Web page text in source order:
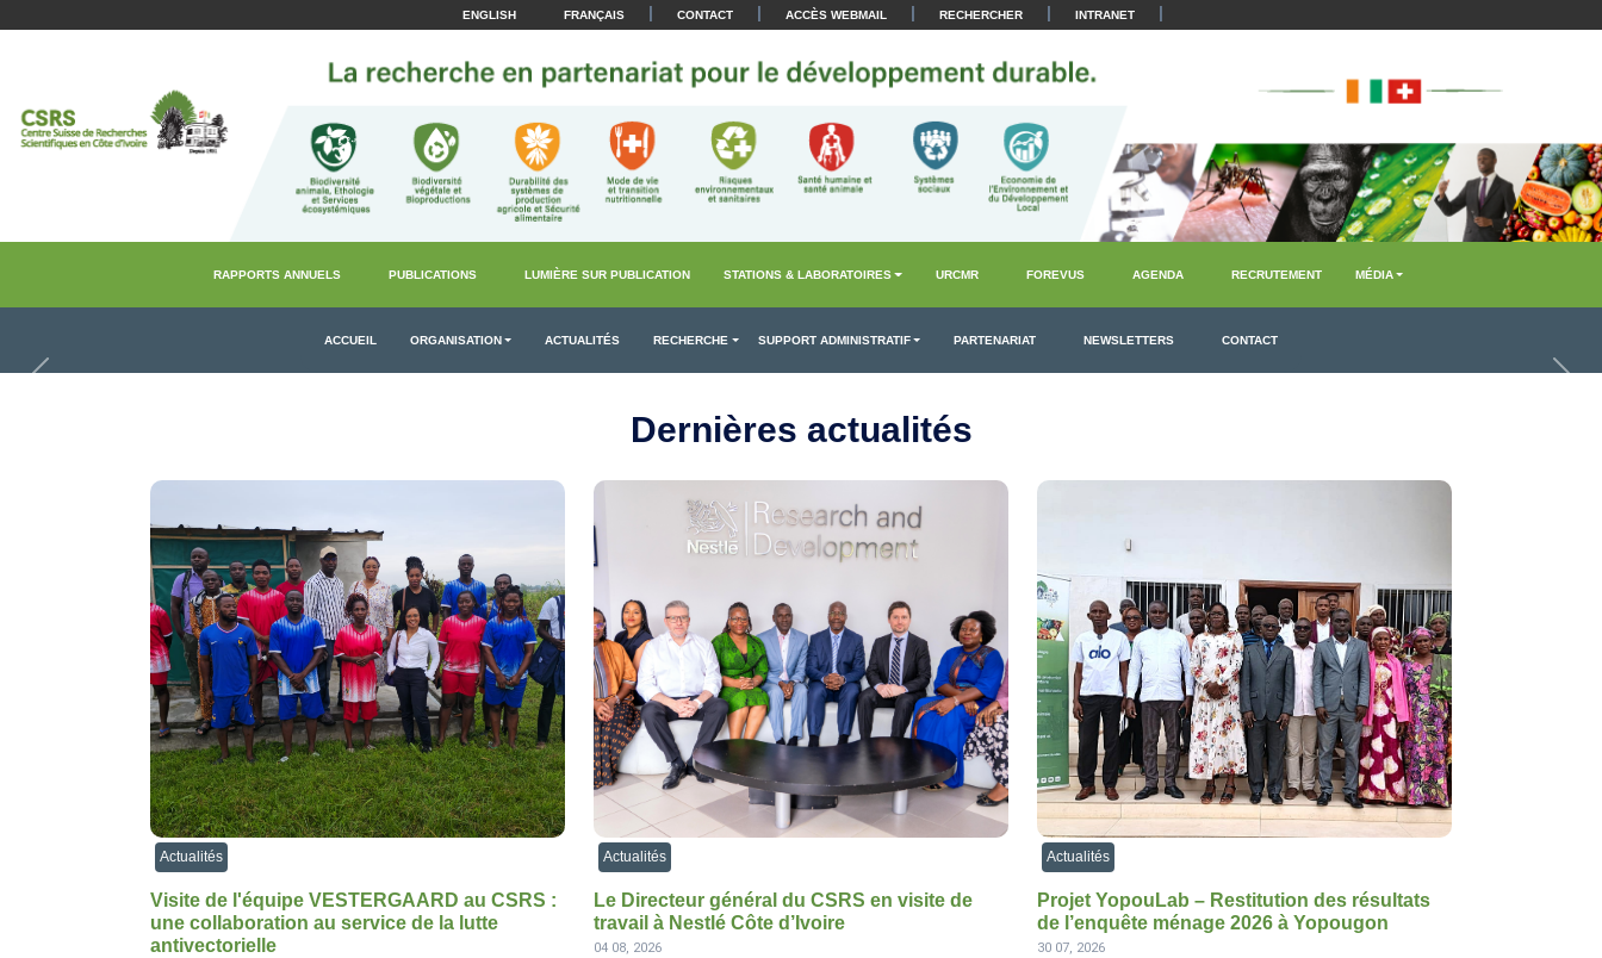
ENGLISH FRANÇAIS | CONTACT | ACCÈS WEBMAIL | RECHERCHER | INTRANET |
RAPPORTS ANNUELS PUBLICATIONS LUMIÈRE SUR PUBLICATION STATIONS & LABORATOIRES URCMR FOREVUS AGENDA RECRUTEMENT MÉDIA
ACCUEIL ORGANISATION ACTUALITÉS RECHERCHE SUPPORT ADMINISTRATIF PARTENARIAT NEWSLETTERS CONTACT
Dernières actualités
Actualités
Visite de l'équipe VESTERGAARD au CSRS :
une collaboration au service de la lutte
antivectorielle
Actualités
Le Directeur général du CSRS en visite de
travail à Nestlé Côte d’Ivoire
04 08, 2026
Actualités
Projet YopouLab – Restitution des résultats
de l’enquête ménage 2026 à Yopougon
30 07, 2026